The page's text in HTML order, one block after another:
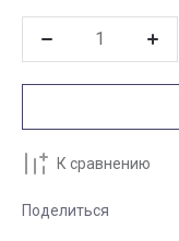
К сравнению
Поделиться